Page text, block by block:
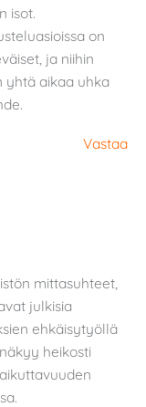
isot.
on
ja niihin
yhtä aikaa uhka
Vastaa
mittasuhteet,
julkisia
ehkäisytyöllä
heikosti